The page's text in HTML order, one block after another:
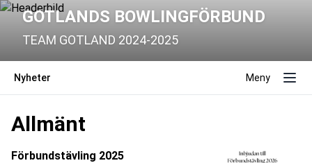
GOTLANDS BOWLINGFÖRBUND
TEAM GOTLAND 2024-2025
Nyheter Meny
Allmänt
Förbundstävling 2025